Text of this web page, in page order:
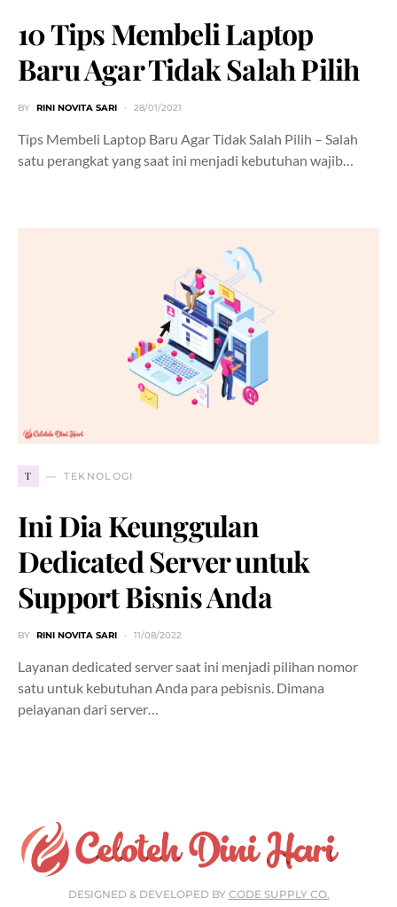
10 Tips Membeli Laptop
Baru Agar Tidak Salah Pilih
BY RINI NOVITA SARI 28/01/2021
Tips Membeli Laptop Baru Agar Tidak Salah Pilih – Salah
satu perangkat yang saat ini menjadi kebutuhan wajib…
T TEKNOLOGI
Ini Dia Keunggulan
Dedicated Server untuk
Support Bisnis Anda
BY RINI NOVITA SARI 11/08/2022
Layanan dedicated server saat ini menjadi pilihan nomor
satu untuk kebutuhan Anda para pebisnis. Dimana
pelayanan dari server…
DESIGNED & DEVELOPED BY CODE SUPPLY CO.